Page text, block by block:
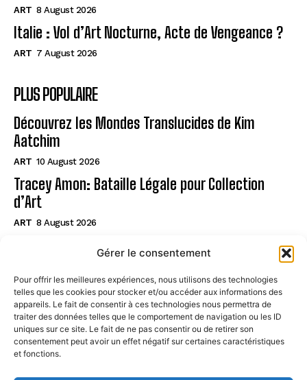
Gérer le consentement
Pour offrir les meilleures expériences, nous utilisons des technologies
telles que les cookies pour stocker et/ou accéder aux informations des
appareils. Le fait de consentir à ces technologies nous permettra de
traiter des données telles que le comportement de navigation ou les ID
uniques sur ce site. Le fait de ne pas consentir ou de retirer son
consentement peut avoir un effet négatif sur certaines caractéristiques
et fonctions.
ART 8 August 2026
Italie : Vol d’Art Nocturne, Acte de Vengeance ?
ART 7 August 2026
PLUS POPULAIRE
Découvrez les Mondes Translucides de Kim
Aatchim
ART 10 August 2026
Tracey Amon: Bataille Légale pour Collection
d’Art
ART 8 August 2026
Italie : Vol d’Art Nocturne, Acte de Vengeance ?
Page
CONTACT
MENTIONS LÉGALES